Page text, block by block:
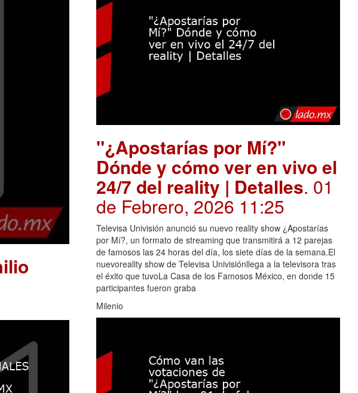
"¿Apostarías por Mí?"
Dónde y cómo ver en vivo el
24/7 del reality | Detalles. 01
de Febrero, 2026 11:25
Televisa Univisión anunció su nuevo reality show ¿Apostarías
por Mí?, un formato de streaming que transmitirá a 12 parejas
de famosos las 24 horas del día, los siete días de la semana.El
nuevoreality show de Televisa Univisiónllega a la televisora tras
el éxito que tuvoLa Casa de los Famosos México, en donde 15
participantes fueron graba
Milenio